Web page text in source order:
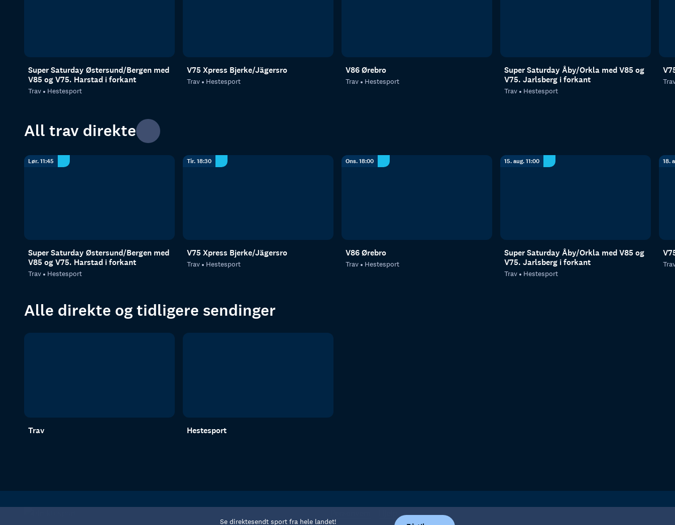
Se direktesendt sport fra hele landet!
Super Saturday Østersund/Bergen med
V85 og V75. Harstad i forkant
Trav Hestesport
V75 Xpress Bjerke/Jägersro
Trav Hestesport
V86 Ørebro
Trav Hestesport
Super Saturday Åby/Orkla med V85 og
V75. Jarlsberg i forkant
Trav Hestesport
All trav direkte
Lør. 11:45
Super Saturday Østersund/Bergen med
V85 og V75. Harstad i forkant
Trav Hestesport
Tir. 18:30
V75 Xpress Bjerke/Jägersro
Trav Hestesport
Ons. 18:00
V86 Ørebro
Trav Hestesport
15. aug. 11:00
Super Saturday Åby/Orkla med V85 og
V75. Jarlsberg i forkant
Trav Hestesport
18.
Alle direkte og tidligere sendinger
Trav Hestesport